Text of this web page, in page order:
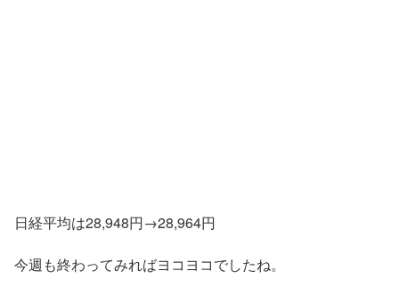
日経平均は28,948円→28,964円
今週も終わってみればヨコヨコでしたね。